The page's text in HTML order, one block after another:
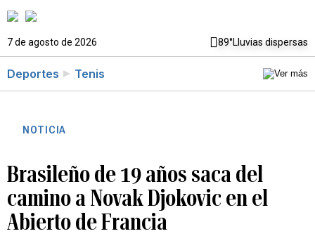
7 de agosto de 2026 89°Lluvias dispersas
Deportes Tenis
NOTICIA
Brasileño de 19 años saca del
camino a Novak Djokovic en el
Abierto de Francia